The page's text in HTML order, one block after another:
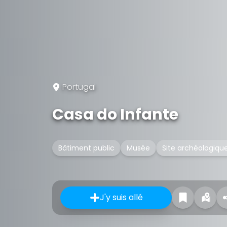
Portugal
Casa do Infante
Bâtiment public Musée Site
J'y suis allé